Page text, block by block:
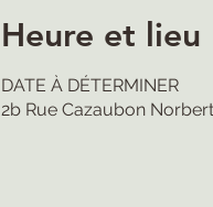
Heure et lieu
DATE À DÉTERMINER
2b Rue Cazaubon